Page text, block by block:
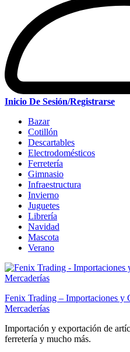
Inicio De Sesión/Registrarse
Bazar
Cotillón
Descartables
Electrodomésticos
Ferretería
Gimnasio
Infraestructura
Invierno
Juguetes
Librería
Navidad
Mascota
Verano
Fenix Trading – Importaciones y
Mercaderías
Importación y exportación de
ferretería y mucho más.